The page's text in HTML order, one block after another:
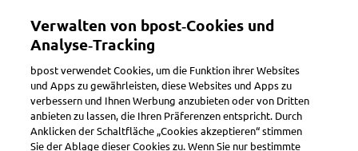
Mein Konto
Suchen
Verwalten von bpost‑Cookies und
Analyse‑Tracking
bpost verwendet Cookies, um die Funktion ihrer Websites
und Apps zu gewährleisten, diese Websites und Apps zu
verbessern und Ihnen Werbung anzubieten oder von Dritten
anbieten zu lassen, die Ihren Präferenzen entspricht. Durch
Anklicken der Schaltfläche „Cookies akzeptieren“ stimmen
Sie der Ablage dieser Cookies zu. Wenn Sie nur bestimmte